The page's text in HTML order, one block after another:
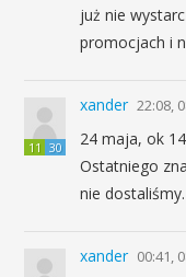
już nie
promocjach i
11 30
xander 22:08,
24 maja, ok
Ostatniego
nie dostaliśmy.
xander 00:41,